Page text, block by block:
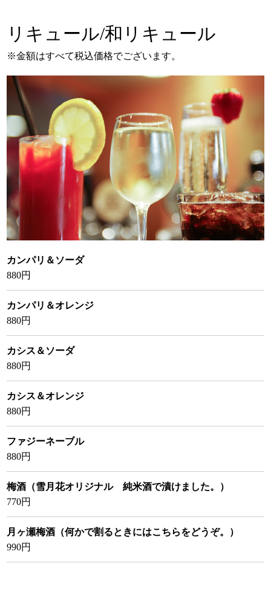
リキュール/和リキュール
※金額はすべて税込価格でございます。
カンパリ＆ソーダ
880円
カンパリ＆オレンジ
880円
カシス＆ソーダ
880円
カシス＆オレンジ
880円
ファジーネーブル
880円
梅酒（雪月花オリジナル 純米酒で漬けました。）
770円
月ヶ瀬梅酒（何かで割るときにはこちらをどうぞ。）
990円